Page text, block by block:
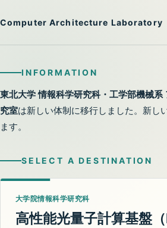
Computer Architecture Laboratory
INFORMATION
東北大学 情報科学研究科・工学部機械系
究室は新しい体制に移行しました。新し
ます。
SELECT A DESTINATION
大学院情報科学研究科
高性能光量子計算基盤（